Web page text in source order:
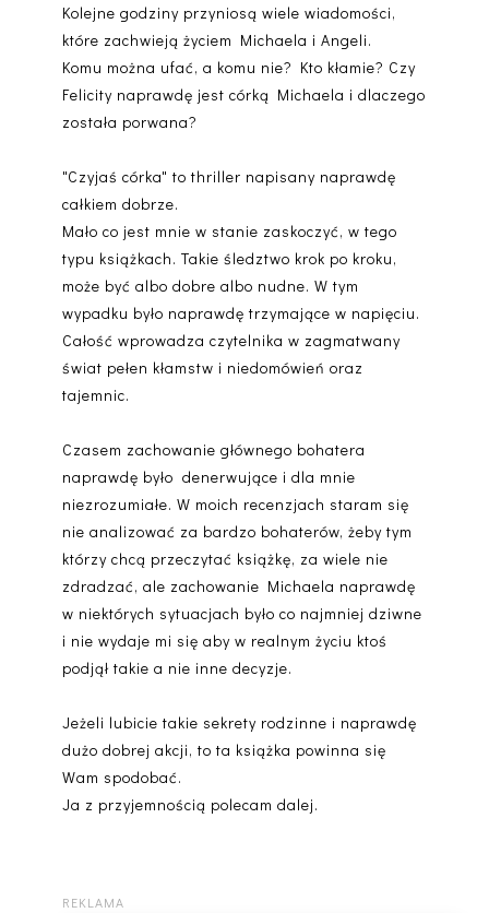
Kolejne godziny przyniosą wiele wiadomości,
które zachwieją życiem Michaela i Angeli.
Komu można ufać, a komu nie? Kto kłamie? Czy
Felicity naprawdę jest córką Michaela i dlaczego
została porwana?
"Czyjaś córka" to thriller napisany naprawdę
całkiem dobrze.
Mało co jest mnie w stanie zaskoczyć, w tego
typu książkach. Takie śledztwo krok po kroku,
może być albo dobre albo nudne. W tym
wypadku było naprawdę trzymające w napięciu.
Całość wprowadza czytelnika w zagmatwany
świat pełen kłamstw i niedomówień oraz
tajemnic.
Czasem zachowanie głównego bohatera
naprawdę było denerwujące i dla mnie
niezrozumiałe. W moich recenzjach staram się
nie analizować za bardzo bohaterów, żeby tym
którzy chcą przeczytać książkę, za wiele nie
zdradzać, ale zachowanie Michaela naprawdę
w niektórych sytuacjach było co najmniej dziwne
i nie wydaje mi się aby w realnym życiu ktoś
podjął takie a nie inne decyzje.
Jeżeli lubicie takie sekrety rodzinne i naprawdę
dużo dobrej akcji, to ta książka powinna się
Wam spodobać.
Ja z przyjemnością polecam dalej.